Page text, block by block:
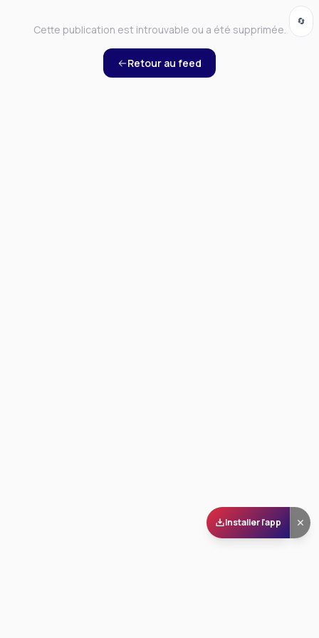
Cette publication est introuvable ou a été supprimée.
Retour au feed
Installer l'app
🔄